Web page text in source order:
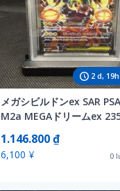
2 d, 19
メガシビルドンex SAR
M2a MEGAドリームex
ばくれつだん akagi ポケモ
ード
1.146.800 ₫
6,100 ¥ 0